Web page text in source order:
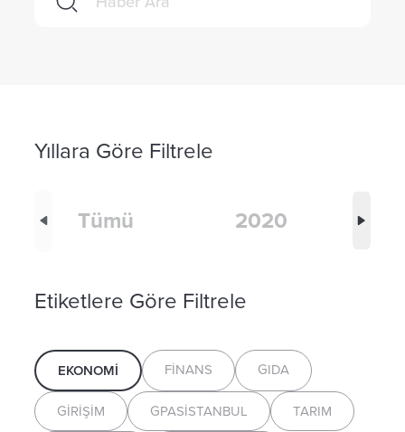
Yıllara Göre Filtrele
Tümü 2020
Etiketlere Göre Filtrele
EKONOMI FINANS GIDA
GIRIŞIM GPASİSTANBUL TARIM